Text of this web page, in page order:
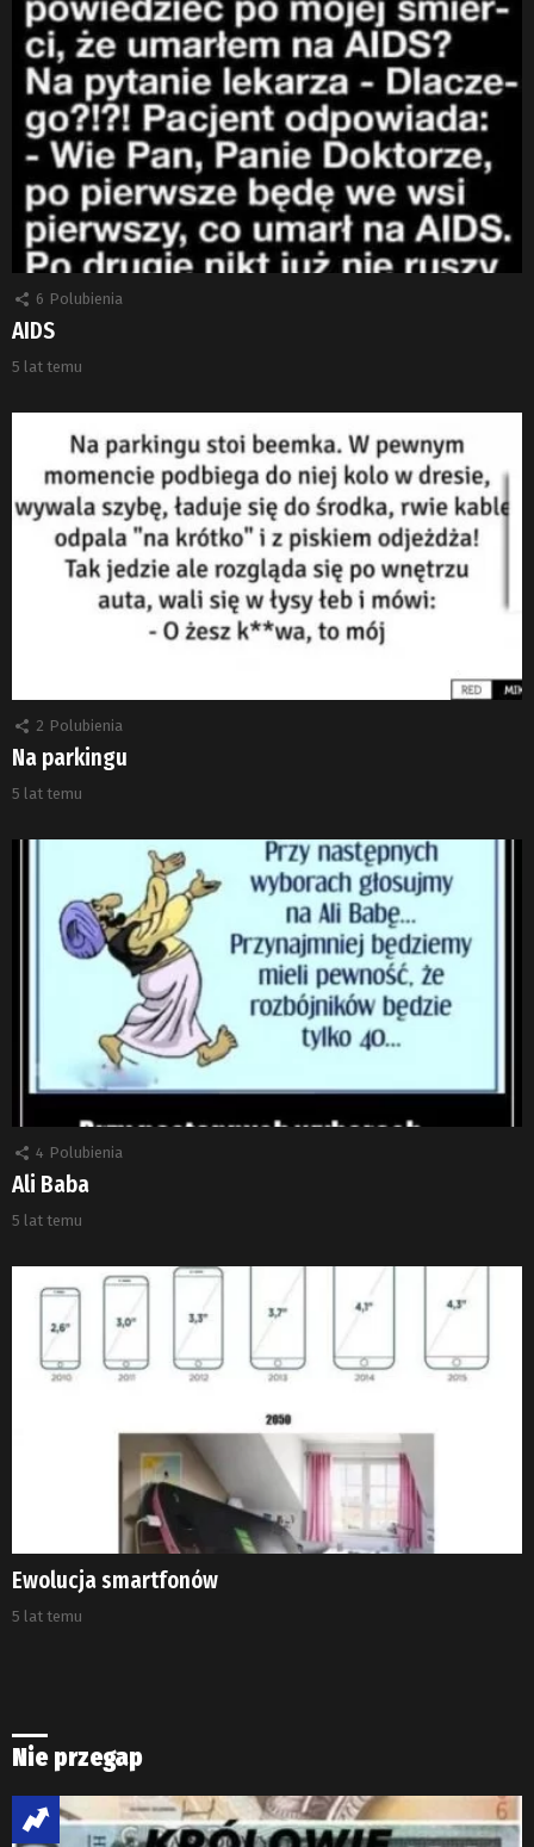
6 Polubienia
AIDS
5 lat temu
2 Polubienia
Na parkingu
5 lat temu
4 Polubienia
Ali Baba
5 lat temu
Ewolucja smartfonów
5 lat temu
Nie przegap